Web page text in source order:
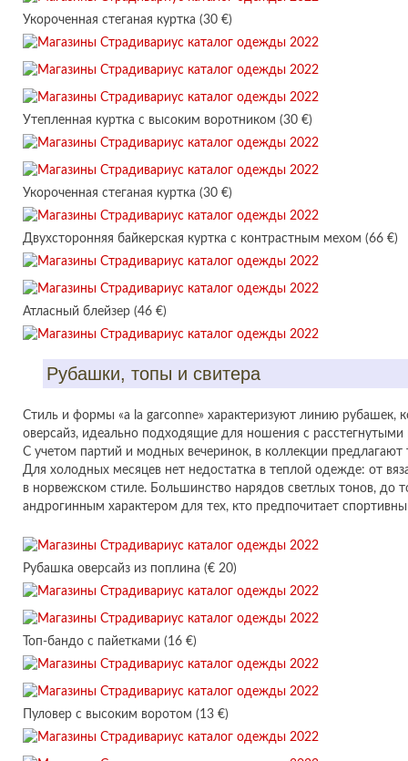
Укороченная стеганая куртка (30 €)
Утепленная куртка с высоким воротником (30 €)
Укороченная стеганая куртка (30 €)
Двухсторонняя байкерская куртка с контрастным мехом (66 €)
Атласный блейзер (46 €)
Рубашки, топы и свитера
Стиль и формы «a la garconne» характеризуют линию рубашек,
оверсайз, идеально подходящие для ношения с расстегнутыми
С учетом партий и модных вечеринок, в коллекции
Для холодных месяцев нет недостатка в теплой одежде: от
в норвежском стиле. Большинство нарядов светлых тонов, до
андрогинным характером для тех, кто предпочитает
Рубашка оверсайз из поплина (€ 20)
Топ-бандо с пайетками (16 €)
Пуловер с высоким воротом (13 €)